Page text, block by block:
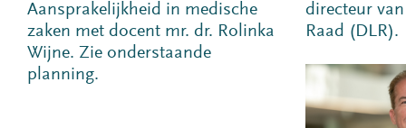
Aansprakelijkheid in medische
zaken met docent mr. dr. Rolinka
Wijne. Zie onderstaande
planning.
directeur
Raad (DLR).